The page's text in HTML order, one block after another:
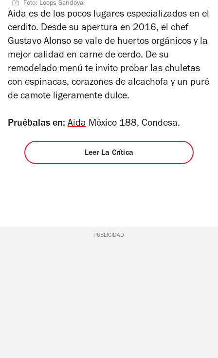
4
estrellas
Foto: Loops Sandoval
Aida es de los pocos lugares especializados en el
cerdito. Desde su apertura en 2016, el chef
Gustavo Alonso se vale de huertos orgánicos y la
mejor calidad en carne de cerdo. De su
remodelado menú te invito probar las chuletas
con espinacas, corazones de alcachofa y un puré
de camote ligeramente dulce.
Pruébalas en: Aida México 188, Condesa.
Leer La Crítica
PUBLICIDAD